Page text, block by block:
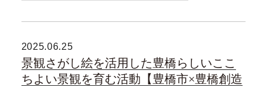
2025.06.25
景観さがし絵を活用した豊橋らしいここ
ちよい景観を育む活動【豊橋市×豊橋創造